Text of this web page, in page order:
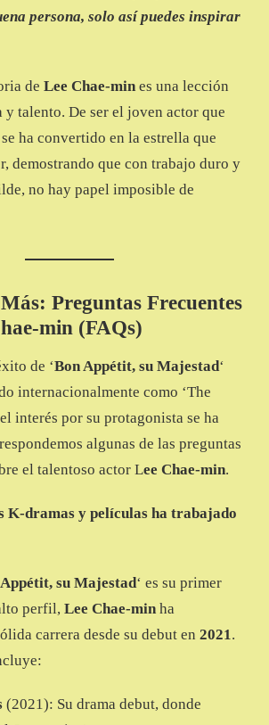
persona, solo así puedes inspirar
de Lee Chae-min es una lección
y talento. De ser el joven actor que
ha convertido en la estrella que
demostrando que con trabajo duro y
no hay papel imposible de
Preguntas Frecuentes
min (FAQs)
de ‘Bon Appétit, su Majestad‘
internacionalmente como ‘The
interés por su protagonista se ha
algunas de las preguntas
el talentoso actor Lee Chae-min.
K-dramas y películas ha trabajado
su Majestad‘ es su primer
perfil, Lee Chae-min ha
carrera desde su debut en 2021.
(2021): Su drama debut, donde